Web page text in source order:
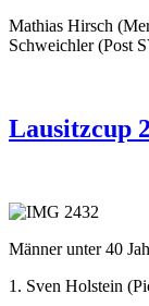
Mathias Hirsch
Schweichler (Post
Lausitzcup
Männer unter 40
1. Sven Holstein